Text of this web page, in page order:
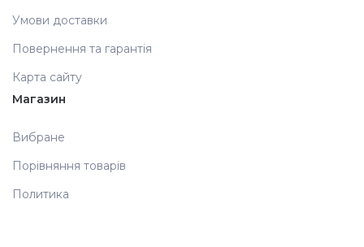
Умови доставки
Повернення та гарантія
Карта сайту
Магазин
Вибране
Порівняння товарів
Политика